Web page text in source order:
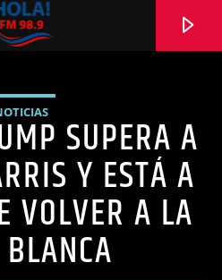
HOLA
0:00
SUPERA A
Y ESTÁ A
VOLVER A LA